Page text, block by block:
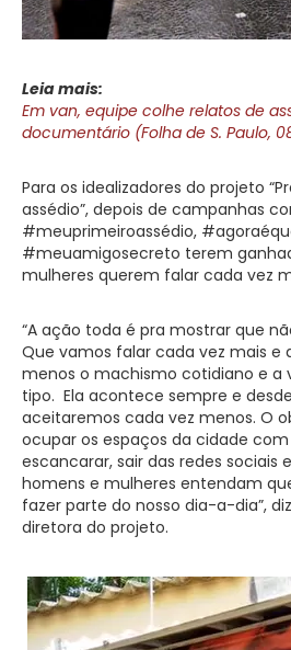
Leia mais:
Em van, equipe colhe relatos de
documentário (Folha de S. Paulo,
Para os idealizadores do projeto
assédio”, depois de campanhas
#meuprimeiroassédio,
#meuamigosecreto terem
mulheres querem falar cada vez
“A ação toda é pra mostrar que
Que vamos falar cada vez mais e
menos o machismo cotidiano e a
tipo. Ela acontece sempre e
aceitaremos cada vez menos. O
ocupar os espaços da cidade
escancarar, sair das redes sociais
homens e mulheres entendam
fazer parte do nosso dia-a-dia”,
diretora do projeto.